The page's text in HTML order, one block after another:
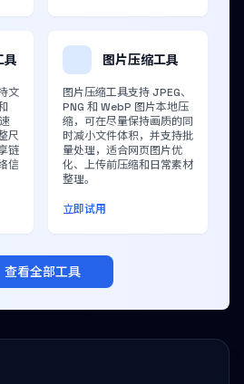
具
文
尺
链
信
图片压缩工具
图片压缩工具支持 JPEG、
PNG 和 WebP 图片本地压
缩，可在尽量保持画质的同
时减小文件体积，并支持批
量处理，适合网页图片优
化、上传前压缩和日常素材
整理。
立即试用
查看全部工具